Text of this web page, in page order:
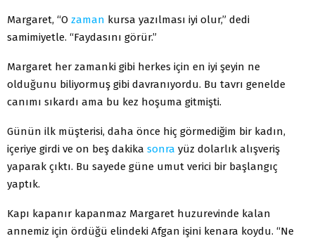
Margaret, “O zaman kursa yazılması iyi olur,” dedi
samimiyetle. “Faydasını görür.”
Margaret her zamanki gibi herkes için en iyi şeyin ne
olduğunu biliyormuş gibi davranıyordu. Bu tavrı genelde
canımı sıkardı ama bu kez hoşuma gitmişti.
Günün ilk müşterisi, daha önce hiç görmediğim bir kadın,
içeriye girdi ve on beş dakika sonra yüz dolarlık alışveriş
yaparak çıktı. Bu sayede güne umut verici bir başlangıç
yaptık.
Kapı kapanır kapanmaz Margaret huzurevinde kalan
annemiz için ördüğü elindeki Afgan işini kenara koydu. “Ne